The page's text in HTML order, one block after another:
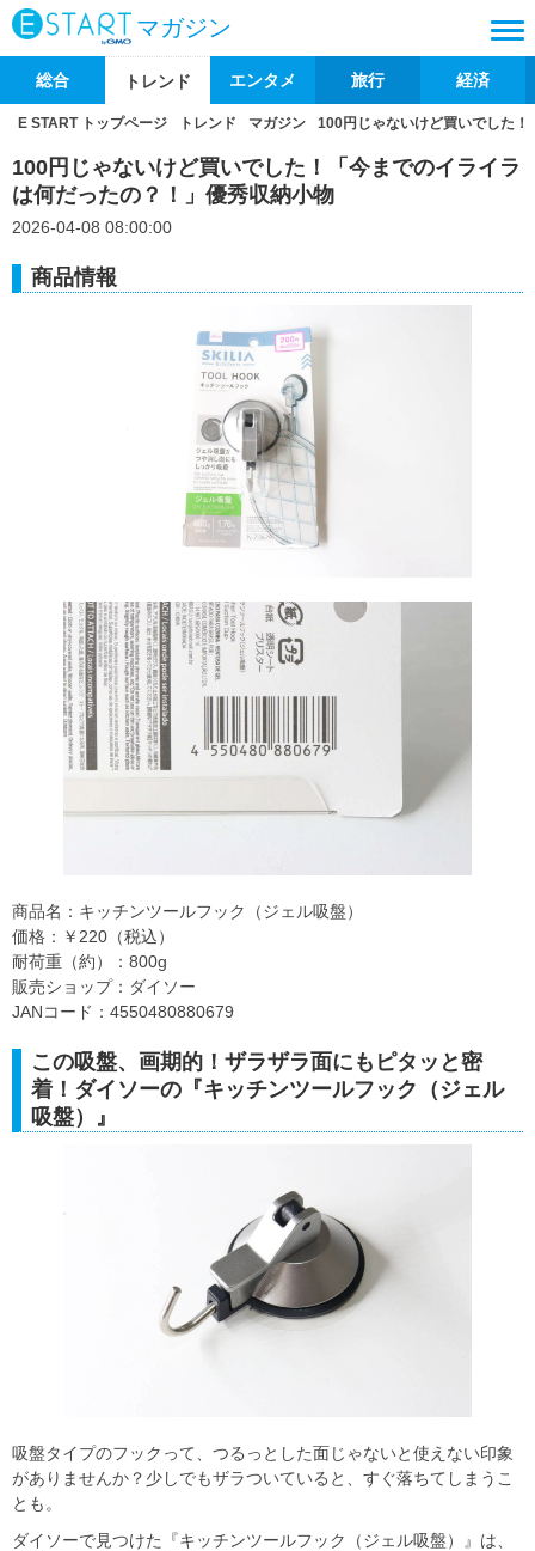
マガジン
総合 トレンド エンタメ 旅行 経済
E START トップページ トレンド マガジン 100円じゃないけど買いでした
100円じゃないけど買いでした！「今までのイライラ
は何だったの？！」優秀収納小物
2026-04-08 08:00:00
商品情報
商品名：キッチンツールフック（ジェル吸盤）
価格：￥220（税込）
耐荷重（約）：800g
販売ショップ：ダイソー
JANコード：4550480880679
この吸盤、画期的！ザラザラ面にもピタッと密
着！ダイソーの『キッチンツールフック（ジェル
吸盤）』
吸盤タイプのフックって、つるっとした面じゃないと使えない印象
がありませんか？少しでもザラついていると、すぐ落ちてしまうこ
とも。
ダイソーで見つけた『キッチンツールフック（ジェル吸盤）』は、